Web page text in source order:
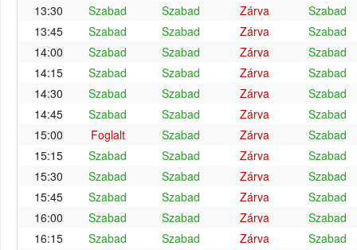
13:30
Szabad Szabad Zárva
Szabad
13:45
Szabad Szabad Zárva
Szabad
14:00
Szabad Szabad Zárva
Szabad
14:15
Szabad Szabad Zárva
Szabad
14:30
Szabad Szabad Zárva
Szabad
14:45
Szabad Szabad Zárva
Szabad
15:00
Foglalt Szabad Zárva
Szabad
15:15
Szabad Szabad Zárva
Szabad
15:30
Szabad Szabad Zárva
Szabad
15:45
Szabad Szabad Zárva
Szabad
16:00
Szabad Szabad Zárva
Szabad
16:15
Szabad Szabad Zárva Szabad